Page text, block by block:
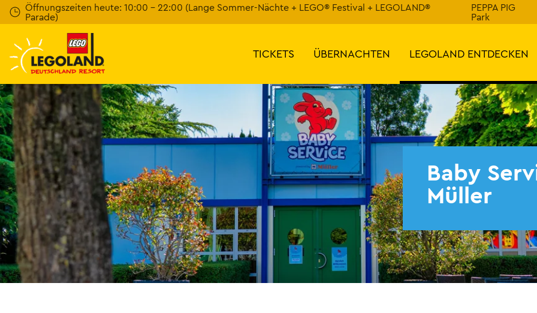
Weiter
zum
Hauptinhalt
Öffnungszeiten heute: 10:00 - 22:00 (Lange Sommer-Nächte + LEGO® Festival + LEGOLAND®
Parade)
PEPPA PIG
Park
TICKETS ÜBERNACHTEN LEGOLAND ENTDECKEN
Baby
Müller